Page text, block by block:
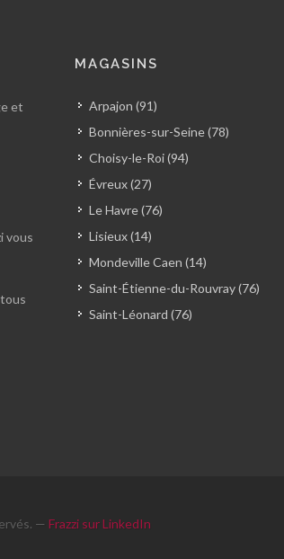
et
vous
MAGASINS
Arpajon (91)
Bonnières-sur-Seine (78)
Choisy-le-Roi (94)
Évreux (27)
Le Havre (76)
Lisieux (14)
Mondeville Caen (14)
Saint-Étienne-du-Rouvray (76)
Saint-Léonard (76)
— Frazzi sur LinkedIn